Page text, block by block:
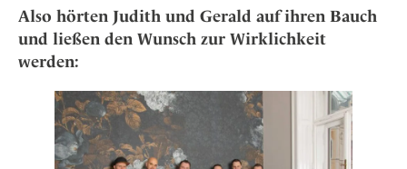
Österreich
Portugal
Schweden
Spanien
Schweiz
Adventkalender
Also hörten Judith und Gerald auf ihren Bauch
und ließen den Wunsch zur Wirklichkeit
werden: